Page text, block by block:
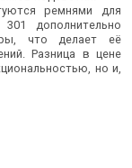
ремнями для
дополнительно
что делает её
Разница в цене
но и,